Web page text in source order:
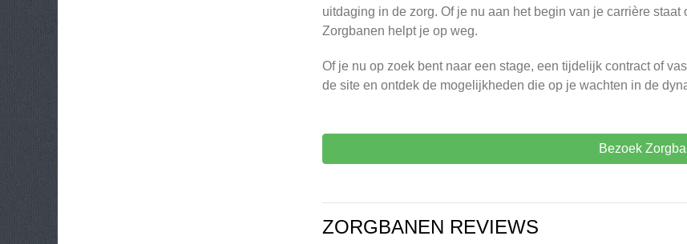
uitdaging in de zorg. Of je nu aan het begin van je carrière
Zorgbanen helpt je op weg.
Of je nu op zoek bent naar een stage, een tijdelijk contract of
de site en ontdek de mogelijkheden die op je wachten in de
Bezoek
ZORGBANEN REVIEWS